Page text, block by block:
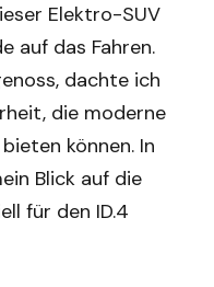
Elektro-SUV
auf das Fahren.
dachte ich
die moderne
können. In
Blick auf die
für den ID.4